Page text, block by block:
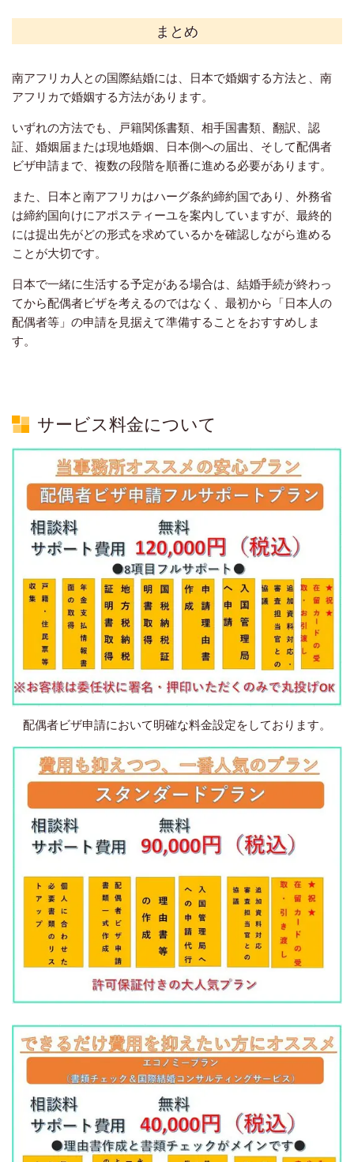
まとめ
南アフリカ人との国際結婚には、日本で婚姻する方法と、南
アフリカで婚姻する方法があります。
いずれの方法でも、戸籍関係書類、相手国書類、翻訳、認
証、婚姻届または現地婚姻、日本側への届出、そして配偶者
ビザ申請まで、複数の段階を順番に進める必要があります。
また、日本と南アフリカはハーグ条約締約国であり、外務省
は締約国向けにアポスティーユを案内していますが、最終的
には提出先がどの形式を求めているかを確認しながら進める
ことが大切です。
日本で一緒に生活する予定がある場合は、結婚手続が終わっ
てから配偶者ビザを考えるのではなく、最初から「日本人の
配偶者等」の申請を見据えて準備することをおすすめしま
す。
サービス料金について
配偶者ビザ申請において明確な料金設定をしております。